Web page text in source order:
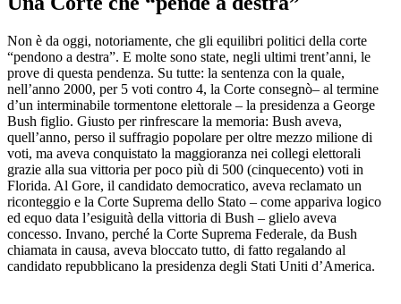
Non è da oggi, notoriamente, che gli equilibri politici della corte
“pendono a destra”. E molte sono state, negli ultimi trent’anni, le
prove di questa pendenza. Su tutte: la sentenza con la quale,
nell’anno 2000, per 5 voti contro 4, la Corte consegnò– al termine
d’un interminabile tormentone elettorale – la presidenza a George
Bush figlio. Giusto per rinfrescare la memoria: Bush aveva,
quell’anno, perso il suffragio popolare per oltre mezzo milione di
voti, ma aveva conquistato la maggioranza nei collegi elettorali
grazie alla sua vittoria per poco più di 500 (cinquecento) voti in
Florida. Al Gore, il candidato democratico, aveva reclamato un
riconteggio e la Corte Suprema dello Stato – come appariva logico
ed equo data l’esiguità della vittoria di Bush – glielo aveva
concesso. Invano, perché la Corte Suprema Federale, da Bush
chiamata in causa, aveva bloccato tutto, di fatto regalando al
candidato repubblicano la presidenza degli Stati Uniti d’America.